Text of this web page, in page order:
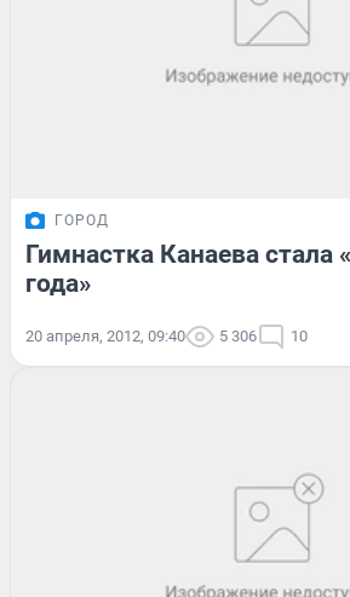
ГОРОД
Гимнастка Канаева стала
года»
20 апреля, 2012, 09:40 5 306 10